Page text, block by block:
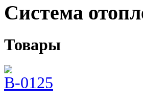
Система
Товары